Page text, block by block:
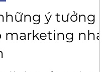
ý tưởng
nha